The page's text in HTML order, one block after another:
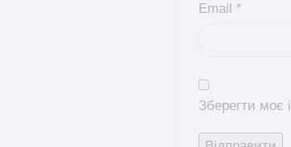
Email *
Зберегти моє